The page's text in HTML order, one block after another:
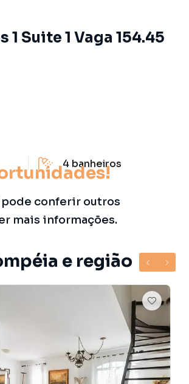
pode conferir outros
mais informações.
Suite 1 Vaga 154.45
4 banheiros
e região